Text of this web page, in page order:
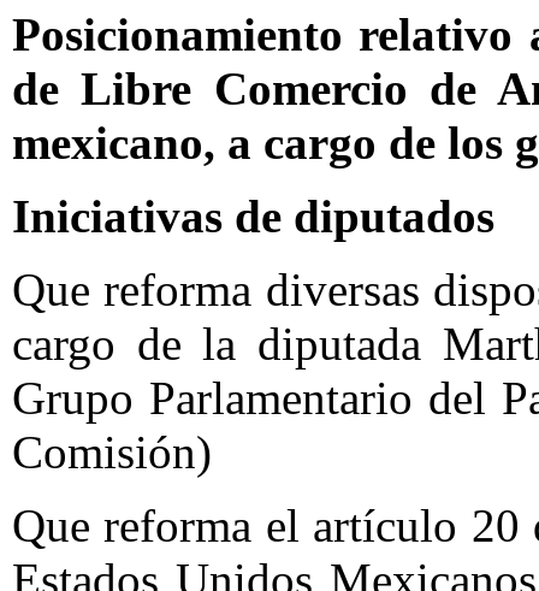
Posicionamiento relativo
de Libre Comercio de
mexicano, a cargo de los
Iniciativas de diputados
Que reforma diversas
cargo de la diputada
Grupo Parlamentario del
Comisión)
Que reforma el artículo
Estados Unidos